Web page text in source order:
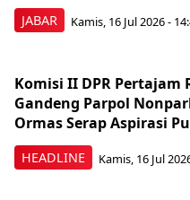
JABAR Kamis, 16 Jul 2026 -
HEADLINE
Komisi II DPR Pertajam
Gandeng Parpol
Ormas Serap Aspirasi
Kamis, 16 Jul